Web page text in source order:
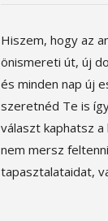
Hiszem, hogy az
önismereti út, új
és minden nap új
szeretnéd Te is
választ kaphatsz
nem mersz
tapasztalataidat,